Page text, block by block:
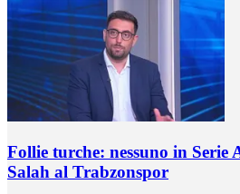
Follie turche: nessuno in Serie
Salah al Trabzonspor